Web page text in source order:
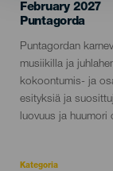
February 2027
Localidad
Puntagorda
Descripción
del
evento
Puntagordan
musiikilla ja
kokoontumis- ja
esityksiä ja
luovuus ja
Kategoria